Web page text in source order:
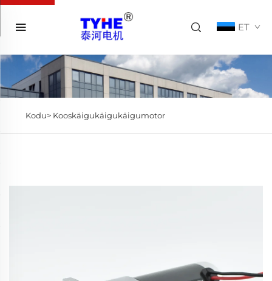
ET
Kodu> Kooskäigukäigukäigumotor